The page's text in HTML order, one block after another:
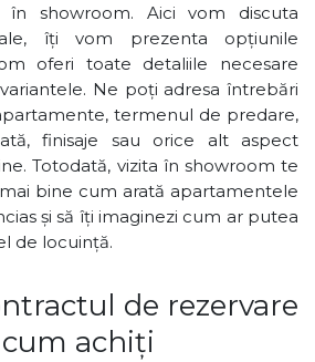
în showroom. Aici vom discuta
îți vom prezenta opțiunile
oferi toate detaliile necesare
Ne poți adresa întrebări
termenul de predare,
finisaje sau orice alt aspect
Totodată, vizita în showroom te
bine cum arată apartamentele
și să îți imaginezi cum ar putea
de locuință.
de rezervare
achiți